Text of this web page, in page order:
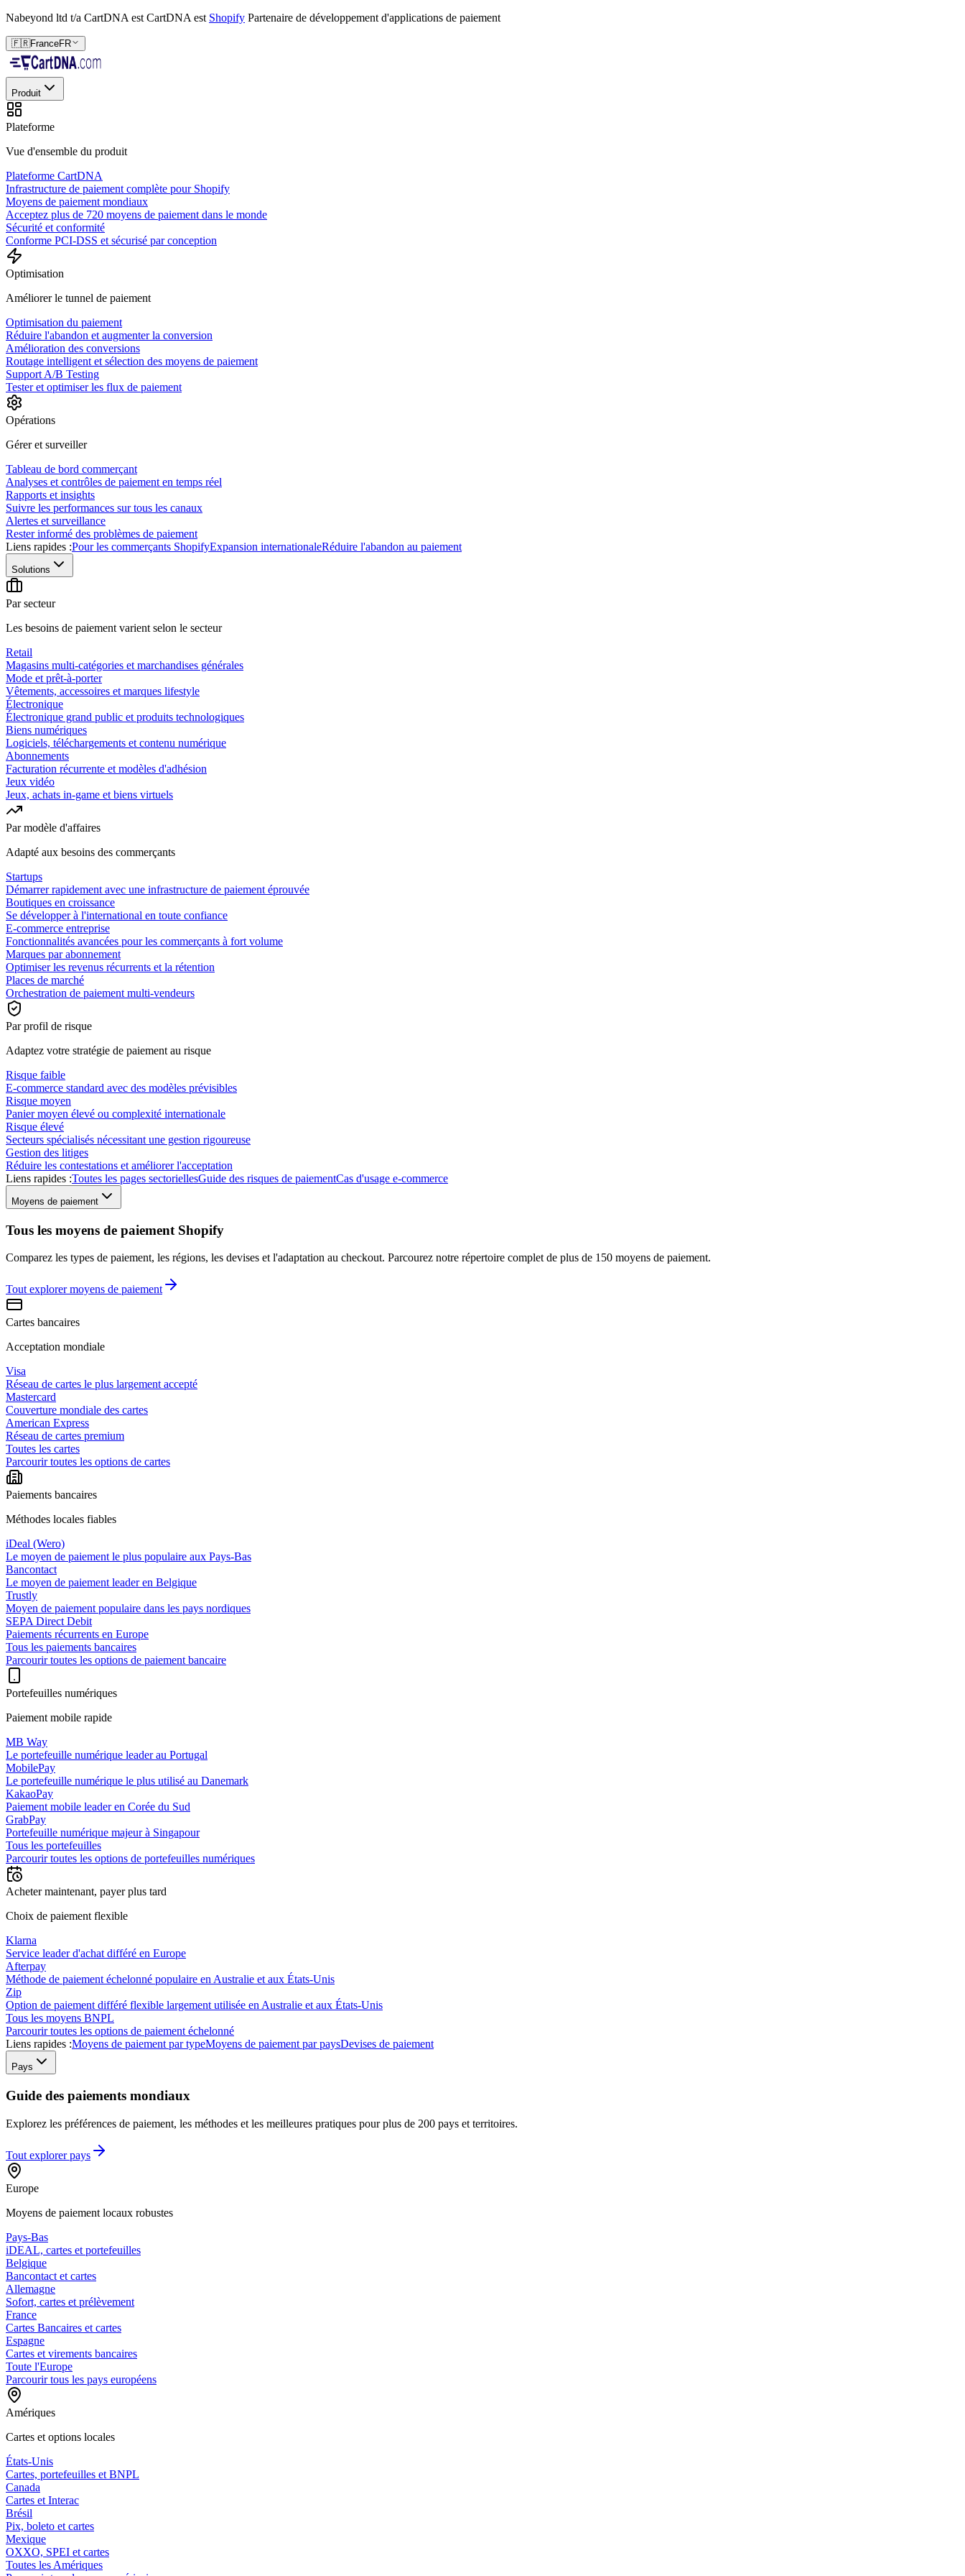
Nabeyond ltd t/a CartDNA est CartDNA est Shopify Partenaire de développement d'applications de paiement
🇫🇷FranceFR
Produit
Plateforme
Vue d'ensemble du produit
Plateforme CartDNA
Infrastructure de paiement complète pour Shopify
Moyens de paiement mondiaux
Acceptez plus de 720 moyens de paiement dans le monde
Sécurité et conformité
Conforme PCI-DSS et sécurisé par conception
Optimisation
Améliorer le tunnel de paiement
Optimisation du paiement
Réduire l'abandon et augmenter la conversion
Amélioration des conversions
Routage intelligent et sélection des moyens de paiement
Support A/B Testing
Tester et optimiser les flux de paiement
Opérations
Gérer et surveiller
Tableau de bord commerçant
Analyses et contrôles de paiement en temps réel
Rapports et insights
Suivre les performances sur tous les canaux
Alertes et surveillance
Rester informé des problèmes de paiement
Liens rapides :Pour les commerçants ShopifyExpansion internationaleRéduire l'abandon au paiement
Solutions
Par secteur
Les besoins de paiement varient selon le secteur
Retail
Magasins multi-catégories et marchandises générales
Mode et prêt-à-porter
Vêtements, accessoires et marques lifestyle
Électronique
Électronique grand public et produits technologiques
Biens numériques
Logiciels, téléchargements et contenu numérique
Abonnements
Facturation récurrente et modèles d'adhésion
Jeux vidéo
Jeux, achats in-game et biens virtuels
Par modèle d'affaires
Adapté aux besoins des commerçants
Startups
Démarrer rapidement avec une infrastructure de paiement éprouvée
Boutiques en croissance
Se développer à l'international en toute confiance
E-commerce entreprise
Fonctionnalités avancées pour les commerçants à fort volume
Marques par abonnement
Optimiser les revenus récurrents et la rétention
Places de marché
Orchestration de paiement multi-vendeurs
Par profil de risque
Adaptez votre stratégie de paiement au risque
Risque faible
E-commerce standard avec des modèles prévisibles
Risque moyen
Panier moyen élevé ou complexité internationale
Risque élevé
Secteurs spécialisés nécessitant une gestion rigoureuse
Gestion des litiges
Réduire les contestations et améliorer l'acceptation
Liens rapides :Toutes les pages sectoriellesGuide des risques de paiementCas d'usage e-commerce
Moyens de paiement
Tous les moyens de paiement Shopify
Comparez les types de paiement, les régions, les devises et l'adaptation au checkout. Parcourez notre répertoire complet de plus de 150 moyens de paiement.
Tout explorer moyens de paiement
Cartes bancaires
Acceptation mondiale
Visa
Réseau de cartes le plus largement accepté
Mastercard
Couverture mondiale des cartes
American Express
Réseau de cartes premium
Toutes les cartes
Parcourir toutes les options de cartes
Paiements bancaires
Méthodes locales fiables
iDeal (Wero)
Le moyen de paiement le plus populaire aux Pays-Bas
Bancontact
Le moyen de paiement leader en Belgique
Trustly
Moyen de paiement populaire dans les pays nordiques
SEPA Direct Debit
Paiements récurrents en Europe
Tous les paiements bancaires
Parcourir toutes les options de paiement bancaire
Portefeuilles numériques
Paiement mobile rapide
MB Way
Le portefeuille numérique leader au Portugal
MobilePay
Le portefeuille numérique le plus utilisé au Danemark
KakaoPay
Paiement mobile leader en Corée du Sud
GrabPay
Portefeuille numérique majeur à Singapour
Tous les portefeuilles
Parcourir toutes les options de portefeuilles numériques
Acheter maintenant, payer plus tard
Choix de paiement flexible
Klarna
Service leader d'achat différé en Europe
Afterpay
Méthode de paiement échelonné populaire en Australie et aux États-Unis
Zip
Option de paiement différé flexible largement utilisée en Australie et aux États-Unis
Tous les moyens BNPL
Parcourir toutes les options de paiement échelonné
Liens rapides :Moyens de paiement par typeMoyens de paiement par paysDevises de paiement
Pays
Guide des paiements mondiaux
Explorez les préférences de paiement, les méthodes et les meilleures pratiques pour plus de 200 pays et territoires.
Tout explorer pays
Europe
Moyens de paiement locaux robustes
Pays-Bas
iDEAL, cartes et portefeuilles
Belgique
Bancontact et cartes
Allemagne
Sofort, cartes et prélèvement
France
Cartes Bancaires et cartes
Espagne
Cartes et virements bancaires
Toute l'Europe
Parcourir tous les pays européens
Amériques
Cartes et options locales
États-Unis
Cartes, portefeuilles et BNPL
Canada
Cartes et Interac
Brésil
Pix, boleto et cartes
Mexique
OXXO, SPEI et cartes
Toutes les Amériques